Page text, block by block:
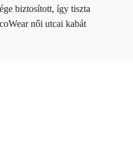
biztosított, így tiszta
női utcai kabát